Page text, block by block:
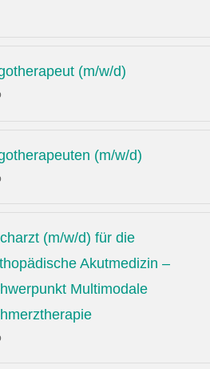
(m/w/d)
(m/w/d)
(m/w/d) für die
Akutmedizin –
Multimodale